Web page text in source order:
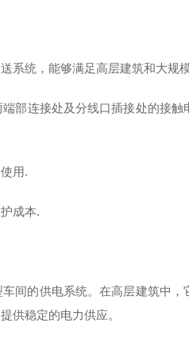
系统，能够满足高层建筑和大规
部连接处及分线口插接处的接触
用‌.
成本‌.
间的供电系统。在高层建筑中，
供稳定的电力供应‌。